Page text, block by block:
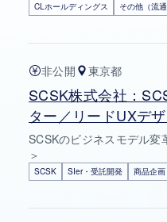
CLホールディングス その他（流通
非公開 東京都
SCSK株式会社：
ター／リードUXデ
SCSKのビジネスモデル
＞
SCSK SIer・受託開発 商品企